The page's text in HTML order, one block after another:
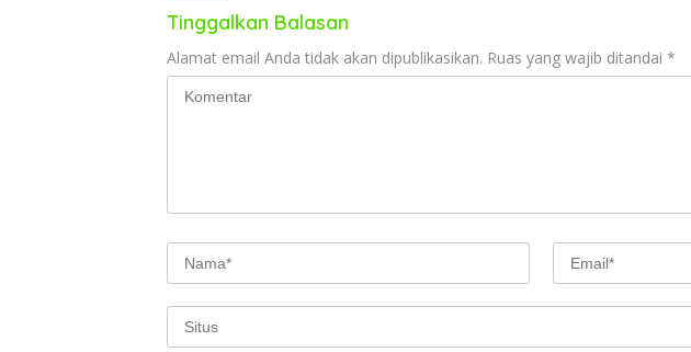
Tinggalkan Balasan
Alamat email Anda tidak akan dipublikasikan. Ruas yang wajib ditandai *